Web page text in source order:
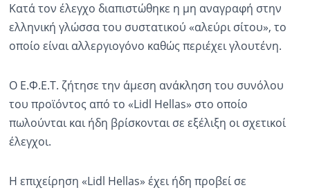
Εκπομπές
Πολιτισμός
Κατά τον έλεγχο διαπιστώθηκε η μη αναγραφή στην
ελληνική γλώσσα του συστατικού «αλεύρι σίτου», το
οποίο είναι αλλεργιογόνο καθώς περιέχει γλουτένη.
Ο Ε.Φ.Ε.Τ. ζήτησε την άμεση ανάκληση του συνόλου
του προϊόντος από το «Lidl Hellas» στο οποίο
πωλούνται και ήδη βρίσκονται σε εξέλιξη οι σχετικοί
έλεγχοι.
Η επιχείρηση «Lidl Hellas» έχει ήδη προβεί σε